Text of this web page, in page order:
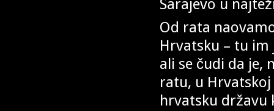
Sarajevo u
Od rata
Hrvatsku – tu
ali se čudi da je,
ratu, u
hrvatsku državu